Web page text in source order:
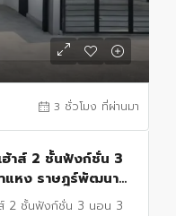
3 ชั่วโมง ที่ผ่านมา
ฮ้าส์ 2 ชั้นฟังก์ชั่น 3
แหง ราษฎร์พัฒนา
ยู่อาศัย โฮมออฟฟิศ
ส์ 2 ชั้นฟังก์ชั่น 3 นอน 3